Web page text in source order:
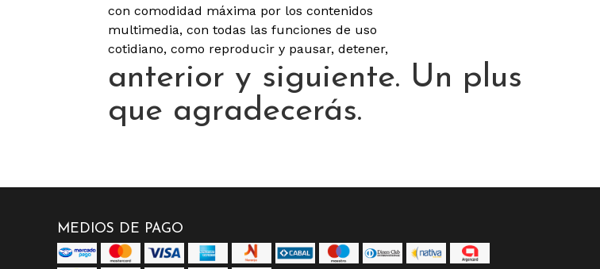
con comodidad máxima por los contenidos
multimedia, con todas las funciones de uso
cotidiano, como reproducir y pausar, detener,
anterior y siguiente. Un plus
que agradecerás.
MEDIOS DE PAGO